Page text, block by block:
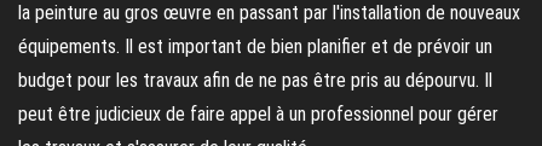
la peinture au gros œuvre en passant par l'installation de nouveaux
équipements. Il est important de bien planifier et de prévoir un
budget pour les travaux afin de ne pas être pris au dépourvu. Il
peut être judicieux de faire appel à un professionnel pour gérer